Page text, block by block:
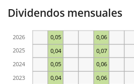
Dividendos mensuales
0,04 0,06
0,05 0,06
0,04 0,07
0,05 0,06
2023
2024
2025
2026